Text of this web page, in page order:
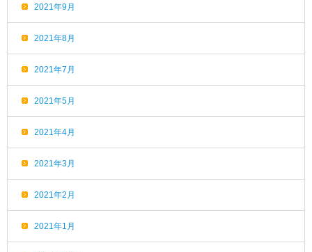
2021年9月
2021年8月
2021年7月
2021年5月
2021年4月
2021年3月
2021年2月
2021年1月